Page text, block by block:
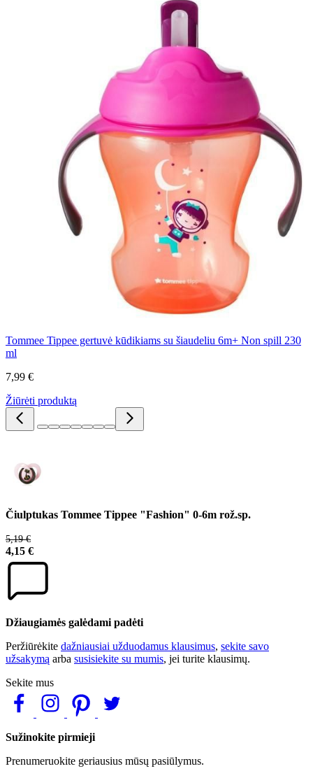
Tommee Tippee gertuvė kūdikiams su šiaudeliu 6m+ Non spill 230
ml
7,99 €
Žiūrėti produktą
Čiulptukas Tommee Tippee "Fashion" 0-6m rož.sp.
5,19 €
4,15 €
Džiaugiamės galėdami padėti
Peržiūrėkite dažniausiai užduodamus klausimus, sekite savo
užsakymą arba susisiekite su mumis, jei turite klausimų.
Sekite mus
Sužinokite pirmieji
Prenumeruokite geriausius mūsų pasiūlymus.